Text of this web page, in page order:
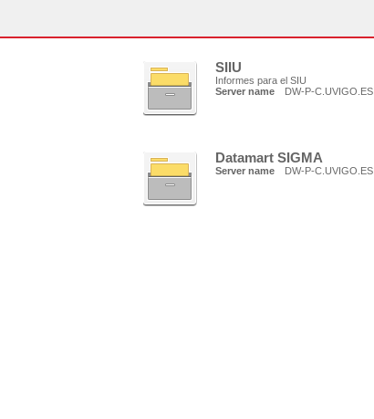
SIIU
Informes para el SIU
Server name
DW-P-C.UVIGO.ES
Datamart SIGMA
Server name DW-P-C.UVIGO.ES